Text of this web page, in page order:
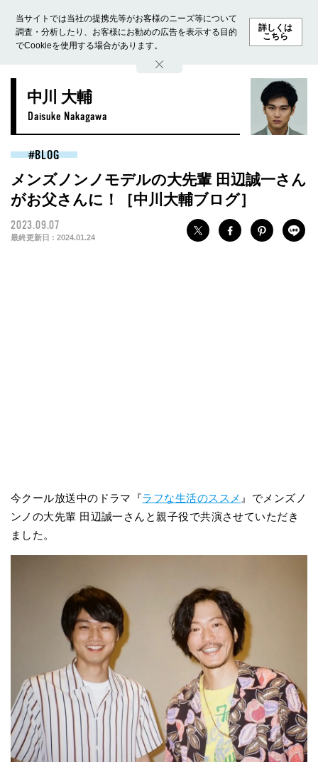
当サイトでは当社の提携先等がお客様のニーズ等について
調査・分析したり、お客様にお勧めの広告を表示する目的
でCookieを使用する場合があります。
詳しくは
こちら
ホーム モデル募集 ランキング ファッション ビューテ
中川 大輔
Daisuke Nakagawa
BLOG
メンズノンノモデルの大先輩 田辺誠一さん
がお父さんに！［中川大輔ブログ］
2023.09.07
最終更新日 : 2024.01.24
今クール放送中のドラマ『ラフな生活のススメ 』でメンズノ
ンノの大先輩 田辺誠一さんと親子役で共演させていただき
ました。